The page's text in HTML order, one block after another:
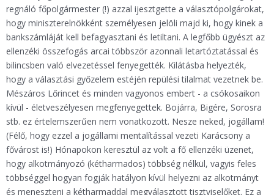
regnáló főpolgármester (!) azzal ijesztgette a választópolgárokat,
hogy miniszterelnökként személyesen jelöli majd ki, hogy kinek a
bankszámláját kell befagyasztani és letiltani. A legfőbb ügyészt az
ellenzéki összefogás arcai többször azonnali letartóztatással és
bilincsben való elvezetéssel fenyegették. Kilátásba helyezték,
hogy a választási győzelem estéjén repülési tilalmat vezetnek be.
Mészáros Lőrincet és minden vagyonos embert - a csókosaikon
kívül - életveszélyesen megfenyegettek. Bojárra, Bigére, Sorosra
stb. ez értelemszerűen nem vonatkozott. Nesze neked, jogállam!
(Félő, hogy ezzel a jogállami mentalítással vezeti Karácsony a
fővárost is!) Hónapokon keresztül az volt a fő ellenzéki üzenet,
hogy alkotmányozó (kétharmados) többség nélkül, vagyis feles
többséggel hogyan fogják hatályon kívül helyezni az alkotmányt
és meneszteni a kétharmaddal megválasztott tisztviselőket. Ez a